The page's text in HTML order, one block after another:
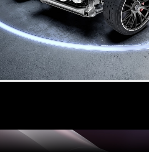
kombi
Trieda C All-
Terrain
Trieda E
kombi
Trieda E All-
Terrain
Konfigurátor
Hatchback